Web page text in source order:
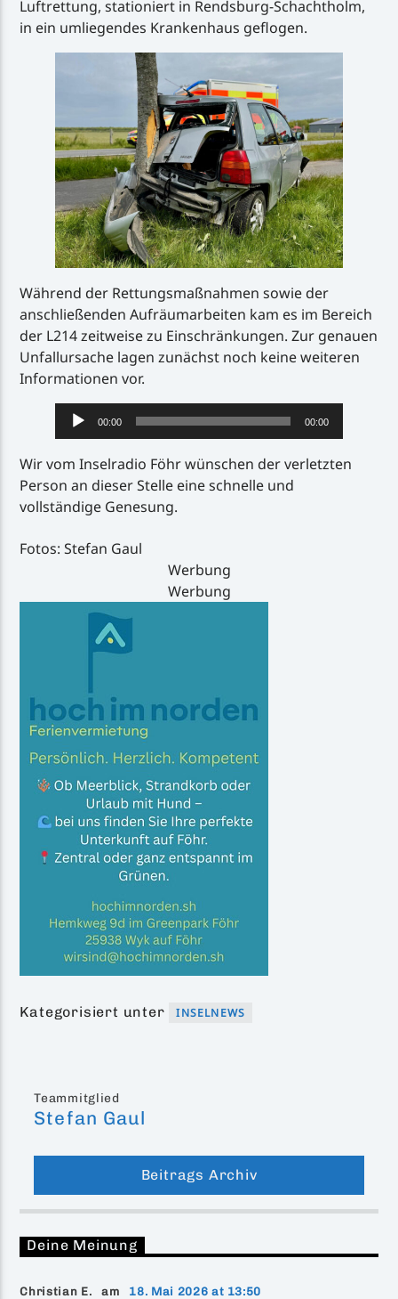
Luftrettung, stationiert in Rendsburg-Schachtholm,
in ein umliegendes Krankenhaus geflogen.
Während der Rettungsmaßnahmen sowie der
anschließenden Aufräumarbeiten kam es im Bereich
der L214 zeitweise zu Einschränkungen. Zur genauen
Unfallursache lagen zunächst noch keine weiteren
Informationen vor.
Audio-
Player
00:00 00:00
Wir vom Inselradio Föhr wünschen der verletzten
Person an dieser Stelle eine schnelle und
vollständige Genesung.
Fotos: Stefan Gaul
Werbung
Werbung
Kategorisiert unter INSELNEWS
Teammitglied
Stefan Gaul
Beitrags Archiv
Deine Meinung
Christian E. am 18. Mai 2026 at 13:50